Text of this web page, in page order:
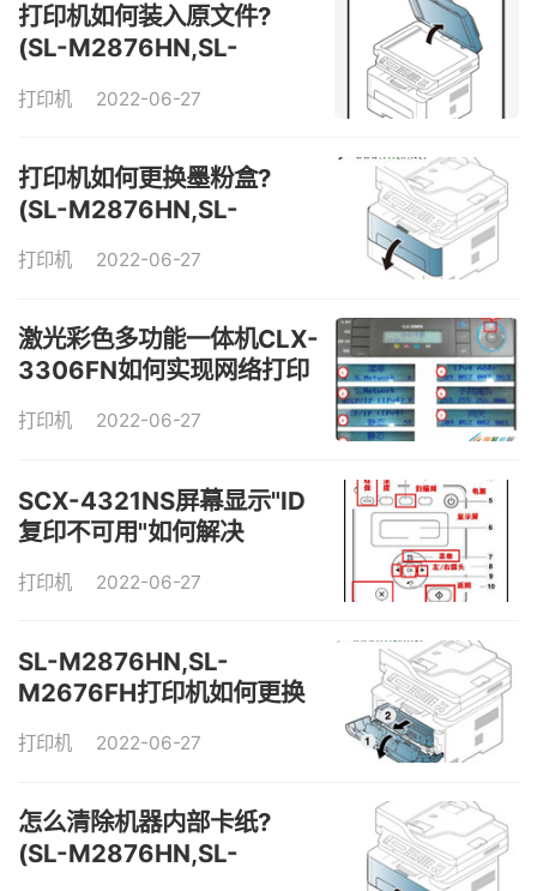
打印机如何装入原文件?
(SL-M2876HN,SL-
打印机 2022-06-27
打印机如何更换墨粉盒?
(SL-M2876HN,SL-
打印机 2022-06-27
激光彩色多功能一体机CLX-
3306FN如何实现网络打印
打印机 2022-06-27
SCX-4321NS屏幕显示"ID
复印不可用"如何解决
打印机 2022-06-27
SL-M2876HN,SL-
M2676FH打印机如何更换
打印机 2022-06-27
怎么清除机器内部卡纸?
(SL-M2876HN,SL-